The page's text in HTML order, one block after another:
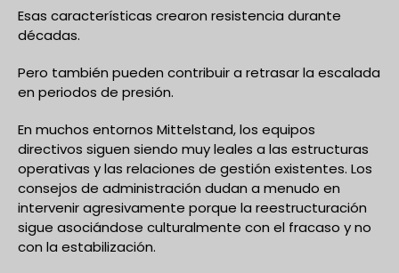
Esas características crearon resistencia durante
décadas.
Pero también pueden contribuir a retrasar la escalada
en periodos de presión.
En muchos entornos Mittelstand, los equipos
directivos siguen siendo muy leales a las estructuras
operativas y las relaciones de gestión existentes. Los
consejos de administración dudan a menudo en
intervenir agresivamente porque la reestructuración
sigue asociándose culturalmente con el fracaso y no
con la estabilización.